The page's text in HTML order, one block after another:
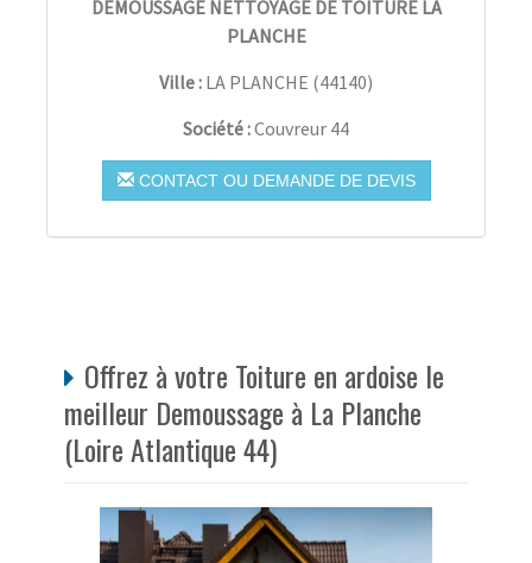
DEMOUSSAGE NETTOYAGE DE TOITURE LA
PLANCHE
Ville : LA PLANCHE (44140)
Société :Couvreur 44
CONTACT OU DEMANDE DE DEVIS
Offrez à votre Toiture en ardoise le
meilleur Demoussage à La Planche
(Loire Atlantique 44)